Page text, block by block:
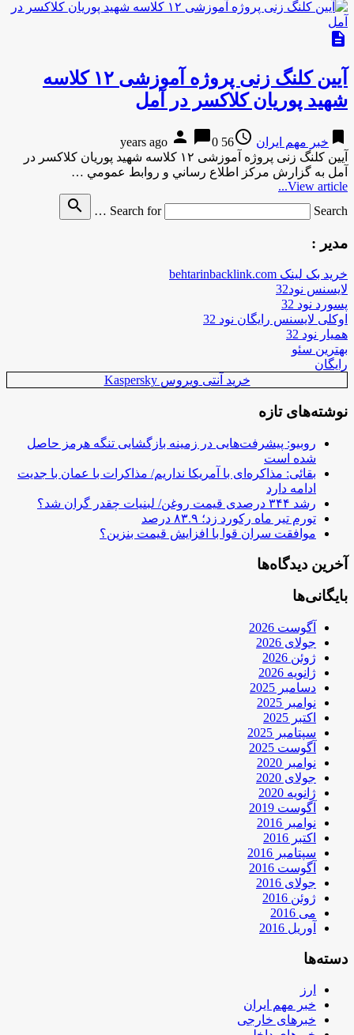
description
آیین کلنگ زنی پروژه آموزشی ۱۲ کلاسه
شهید پوریان کلاکسر در آمل
bookmark خبر مهم ایران access_time
56 years ago
person chat_bubble0
آیین کلنگ زنی پروژه آموزشی ۱۲ کلاسه شهید پوریان کلاکسر در
آمل به گزارش مركز اطلاع رساني و روابط عمومي …
View article...
Search for
Search …
search
مدیر :
خرید بک لینک behtarinbacklink.com
لایسنس نود32
پسورد نود 32
اوکلی لایسنس رایگان نود 32
همیار نود 32
بهترین سئو
رایگان
خرید آنتی ویروس Kaspersky
نوشته‌های تازه
روبیو: پیشرفت‌هایی در زمینه بازگشایی تنگه هرمز حاصل
شده است
بقائی: مذاکره‌ای با آمریکا نداریم/ مذاکرات با عمان با جدیت
ادامه دارد
رشد ۳۴۴ درصدی قیمت روغن/ لبنیات چقدر گران شد؟
تورم تیر ماه رکورد زد؛ ۸۳.۹ درصد
موافقت سران قوا با افزایش قیمت بنزین؟
آخرین دیدگاه‌ها
بایگانی‌ها
آگوست 2026
جولای 2026
ژوئن 2026
ژانویه 2026
دسامبر 2025
نوامبر 2025
اکتبر 2025
سپتامبر 2025
آگوست 2025
نوامبر 2020
جولای 2020
ژانویه 2020
آگوست 2019
نوامبر 2016
اکتبر 2016
سپتامبر 2016
آگوست 2016
جولای 2016
ژوئن 2016
می 2016
آوریل 2016
دسته‌ها
ارز
خبر مهم ایران
خبرهای خارجی